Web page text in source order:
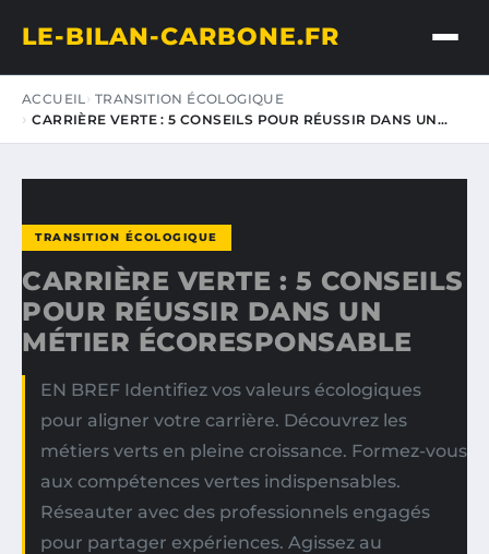
LE-BILAN-CARBONE.FR
ACCUEIL TRANSITION ÉCOLOGIQUE
CARRIÈRE VERTE : 5 CONSEILS POUR RÉUSSIR DANS UN…
TRANSITION ÉCOLOGIQUE
CARRIÈRE VERTE : 5 CONSEILS
POUR RÉUSSIR DANS UN
MÉTIER ÉCORESPONSABLE
EN BREF Identifiez vos valeurs écologiques
pour aligner votre carrière. Découvrez les
métiers verts en pleine croissance. Formez-vous
aux compétences vertes indispensables.
Réseauter avec des professionnels engagés
pour partager expériences. Agissez au